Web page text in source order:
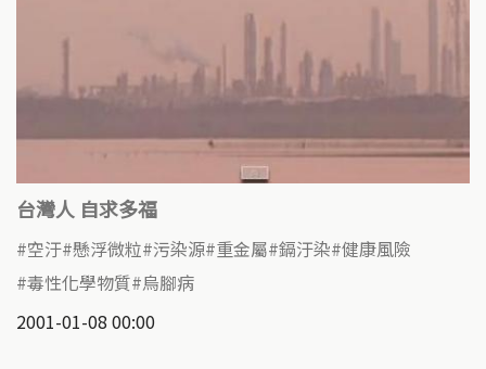
台灣人 自求多福
空汙 懸浮微粒 污染源 重金屬 鎘汙染 健康風險
毒性化學物質 烏腳病
2001-01-08 00:00